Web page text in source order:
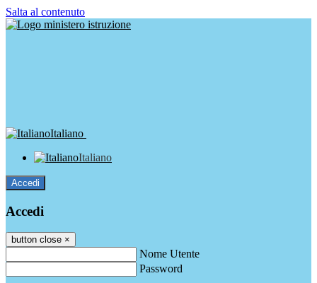
Salta al contenuto
Italiano
Italiano
Accedi
Accedi
button close ×
Nome Utente
Password